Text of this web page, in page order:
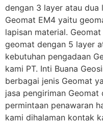
dengan 3 layer atau dua
Geomat EM4 yaitu
lapisan material.
geomat dengan 5 layer
kebutuhan pengadaan
kami PT. Inti Buana
berbagai jenis Geomat
jasa pengiriman
permintaan penawaran
kami dihalaman kontak